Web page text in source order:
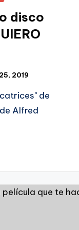
disco
2019
de
Alfred